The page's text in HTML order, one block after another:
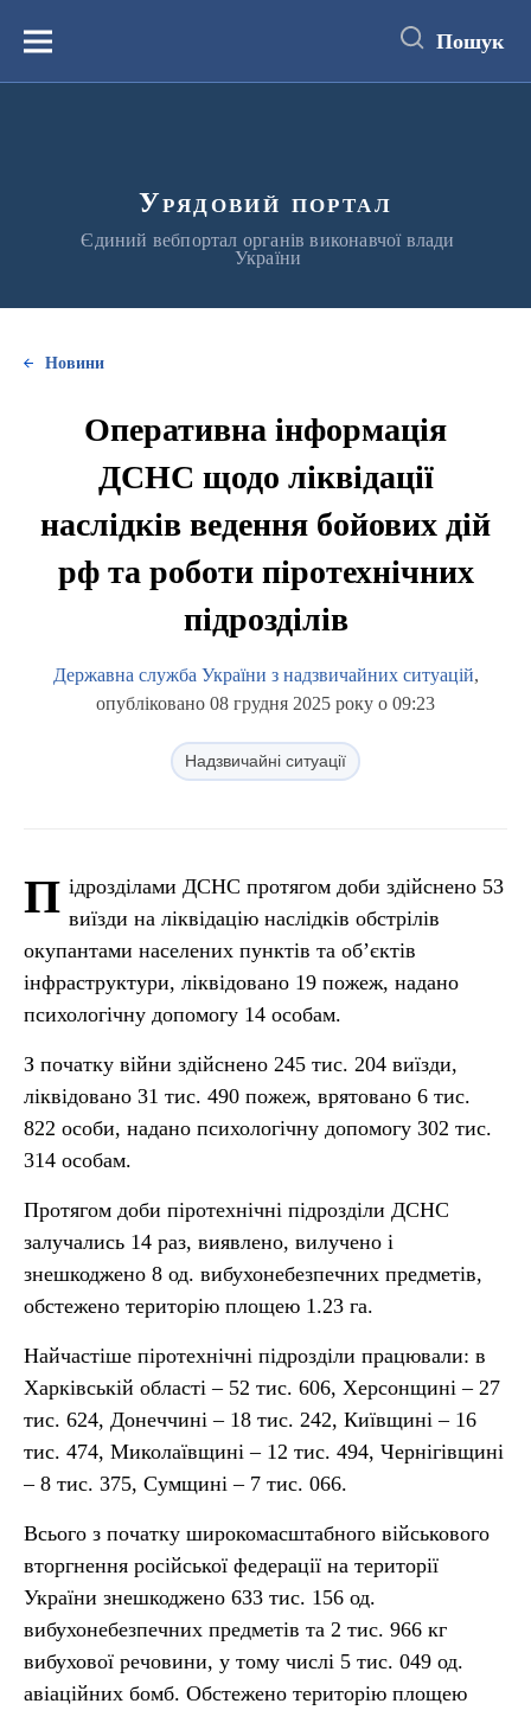
вмістуМеню Пошук
Урядовий портал
Єдиний вебпортал органів виконавчої влади
України
Новини
Оперативна інформація
ДСНС щодо ліквідації
наслідків ведення бойових дій
рф та роботи піротехнічних
підрозділів
Державна служба України з надзвичайних ситуацій,
опубліковано 08 грудня 2025 року о 09:23
Надзвичайні ситуації
П ідрозділами ДСНС протягом доби здійснено 53
виїзди на ліквідацію наслідків обстрілів
окупантами населених пунктів та об’єктів
інфраструктури, ліквідовано 19 пожеж, надано
психологічну допомогу 14 особам.
З початку війни здійснено 245 тис. 204 виїзди,
ліквідовано 31 тис. 490 пожеж, врятовано 6 тис.
822 особи, надано психологічну допомогу 302 тис.
314 особам.
Протягом доби піротехнічні підрозділи ДСНС
залучались 14 раз, виявлено, вилучено і
знешкоджено 8 од. вибухонебезпечних предметів,
обстежено територію площею 1.23 га.
Найчастіше піротехнічні підрозділи працювали: в
Харківській області – 52 тис. 606, Херсонщині – 27
тис. 624, Донеччині – 18 тис. 242, Київщині – 16
тис. 474, Миколаївщині – 12 тис. 494, Чернігівщині
– 8 тис. 375, Сумщині – 7 тис. 066.
Всього з початку широкомасштабного військового
вторгнення російської федерації на території
України знешкоджено 633 тис. 156 од.
вибухонебезпечних предметів та 2 тис. 966 кг
вибухової речовини, у тому числі 5 тис. 049 од.
авіаційних бомб. Обстежено територію площею